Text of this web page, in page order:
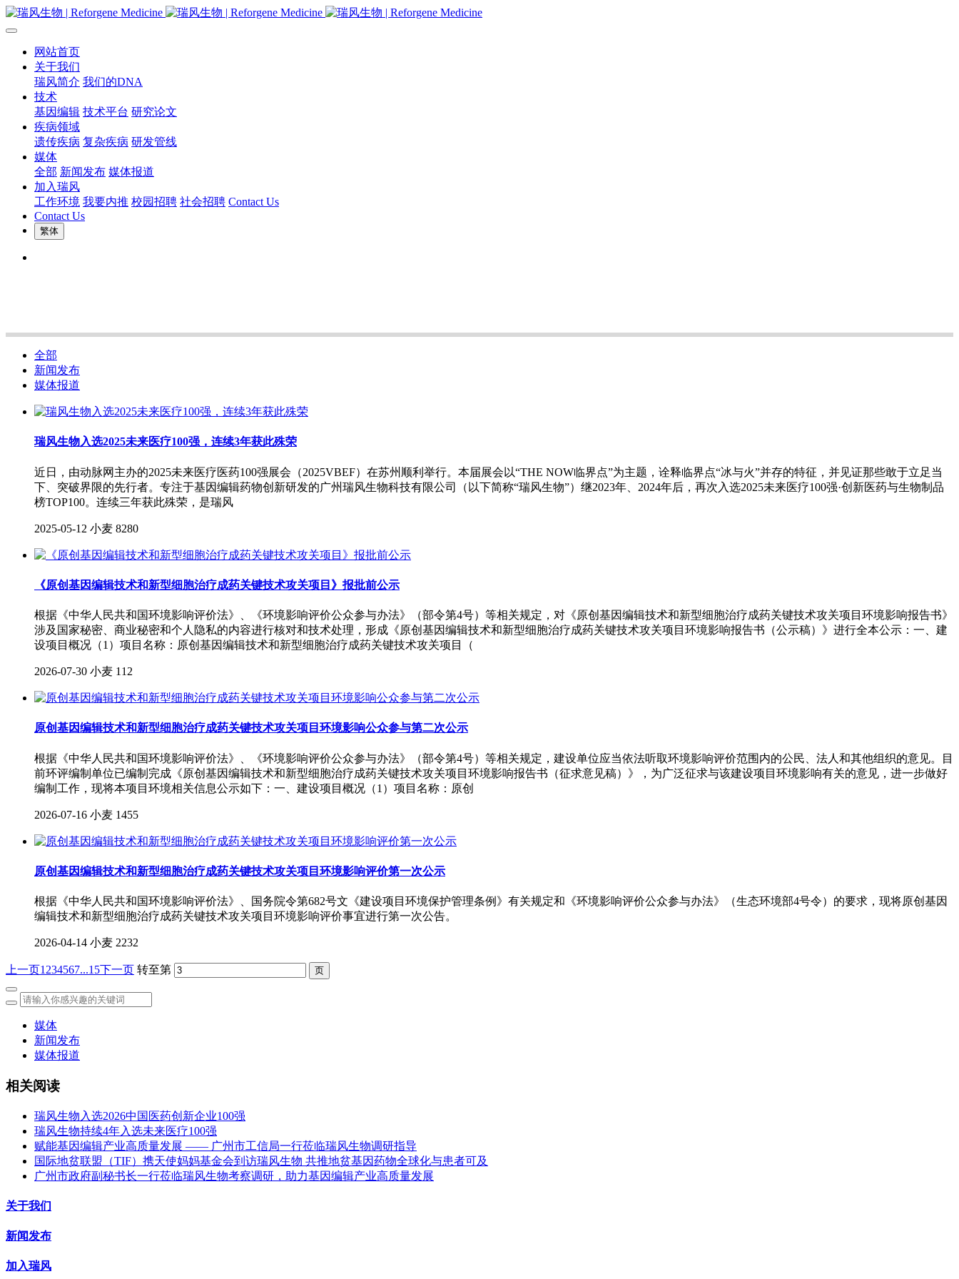
网站首页
关于我们
瑞风简介 我们的DNA
技术
基因编辑 技术平台 研究论文
疾病领域
遗传疾病 复杂疾病 研发管线
媒体
全部 新闻发布 媒体报道
加入瑞风
工作环境 我要内推 校园招聘 社会招聘 Contact Us
Contact Us
繁体
全部
新闻发布
媒体报道
瑞风生物入选2025未来医疗100强，连续3年获此殊荣
近日，由动脉网主办的2025未来医疗医药100强展会（2025VBEF）在苏州顺利举行。本届展会以“THE NOW临界点”为主题，诠释临界点“冰与火”并存的特征，并见证那些敢于立足当
下、突破界限的先行者。专注于基因编辑药物创新研发的广州瑞风生物科技有限公司（以下简称“瑞风生物”）继2023年、2024年后，再次入选2025未来医疗100强·创新医药与生物制品
榜TOP100。连续三年获此殊荣，是瑞风
2025-05-12 小麦 8280
《原创基因编辑技术和新型细胞治疗成药关键技术攻关项目》报批前公示
根据《中华人民共和国环境影响评价法》、《环境影响评价公众参与办法》（部令第4号）等相关规定，对《原创基因编辑技术和新型细胞治疗成药关键技术攻关项目环境影响报告书》
涉及国家秘密、商业秘密和个人隐私的内容进行核对和技术处理，形成《原创基因编辑技术和新型细胞治疗成药关键技术攻关项目环境影响报告书（公示稿）》进行全本公示：一、建
设项目概况（1）项目名称：原创基因编辑技术和新型细胞治疗成药关键技术攻关项目（
2026-07-30 小麦 112
原创基因编辑技术和新型细胞治疗成药关键技术攻关项目环境影响公众参与第二次公示
根据《中华人民共和国环境影响评价法》、《环境影响评价公众参与办法》（部令第4号）等相关规定，建设单位应当依法听取环境影响评价范围内的公民、法人和其他组织的意见。目
前环评编制单位已编制完成《原创基因编辑技术和新型细胞治疗成药关键技术攻关项目环境影响报告书（征求意见稿）》，为广泛征求与该建设项目环境影响有关的意见，进一步做好
编制工作，现将本项目环境相关信息公示如下：一、建设项目概况（1）项目名称：原创
2026-07-16 小麦 1455
原创基因编辑技术和新型细胞治疗成药关键技术攻关项目环境影响评价第一次公示
根据《中华人民共和国环境影响评价法》、国务院令第682号文《建设项目环境保护管理条例》有关规定和《环境影响评价公众参与办法》（生态环境部4号令）的要求，现将原创基因
编辑技术和新型细胞治疗成药关键技术攻关项目环境影响评价事宜进行第一次公告。
2026-04-14 小麦 2232
上一页1 234567...15下一页 转至第
媒体
新闻发布
媒体报道
相关阅读
瑞风生物入选2026中国医药创新企业100强
瑞风生物持续4年入选未来医疗100强
赋能基因编辑产业高质量发展 —— 广州市工信局一行莅临瑞风生物调研指导
国际地贫联盟（TIF）携天使妈妈基金会到访瑞风生物 共推地贫基因药物全球化与患者可及
广州市政府副秘书长一行莅临瑞风生物考察调研，助力基因编辑产业高质量发展
关于我们
新闻发布
加入瑞风